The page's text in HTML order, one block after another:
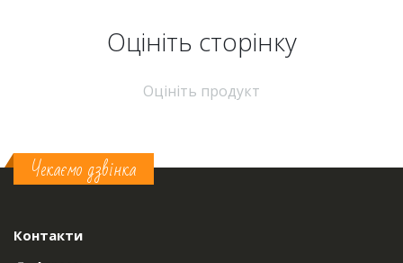
Оцініть cторінку
Оцініть продукт
Чекаємо дзвінка
Контакти